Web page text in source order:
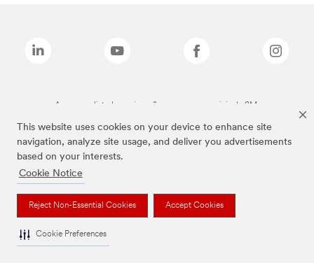
This website uses cookies on your device to enhance site
navigation, analyze site usage, and deliver you advertisements
based on your interests.
Cookie Notice
Reject Non-Essential Cookies Accept Cookies
Cookie Preferences
As marcas listadas a cima são marcas comerciais da 3M.